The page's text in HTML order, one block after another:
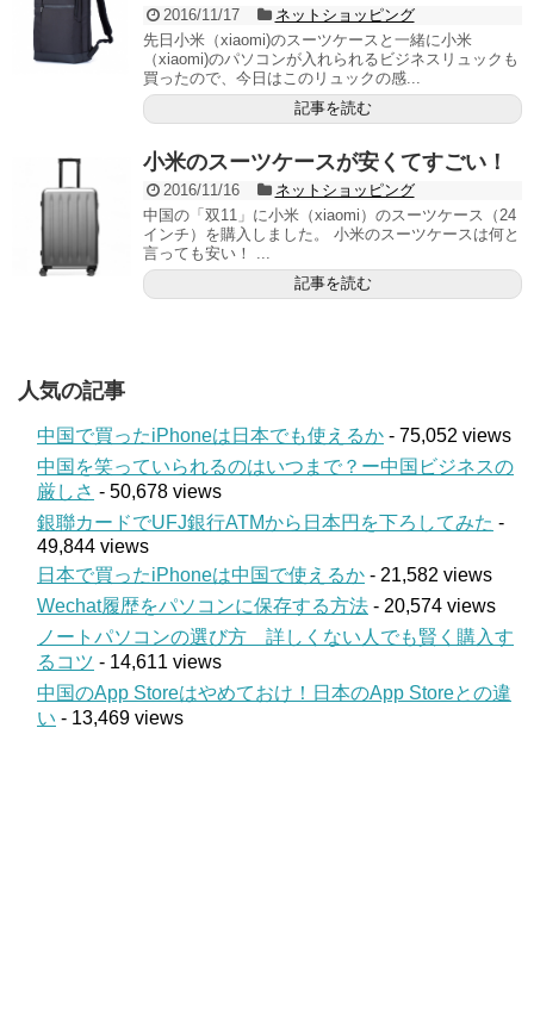
2016/11/17
ネットショッピング
先日小米（xiaomi)のスーツケースと一緒に小米
（xiaomi)のパソコンが入れられるビジネスリュックも
買ったので、今日はこのリュックの感...
記事を読む
小米のスーツケースが安くてすごい！
2016/11/16
ネットショッピング
中国の「双11」に小米（xiaomi）のスーツケース（24
インチ）を購入しました。 小米のスーツケースは何と
言っても安い！ ...
記事を読む
人気の記事
中国で買ったiPhoneは日本でも使えるか - 75,052 views
中国を笑っていられるのはいつまで？ー中国ビジネスの
厳しさ - 50,678 views
銀聯カードでUFJ銀行ATMから日本円を下ろしてみた -
49,844 views
日本で買ったiPhoneは中国で使えるか - 21,582 views
Wechat履歴をパソコンに保存する方法 - 20,574 views
ノートパソコンの選び方 詳しくない人でも賢く購入す
るコツ - 14,611 views
中国のApp Storeはやめておけ！日本のApp Storeとの違
い - 13,469 views